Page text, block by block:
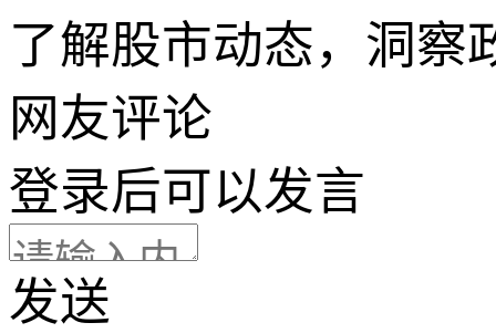
了解股市动态，洞察
网友评论
登录后可以发言
发送